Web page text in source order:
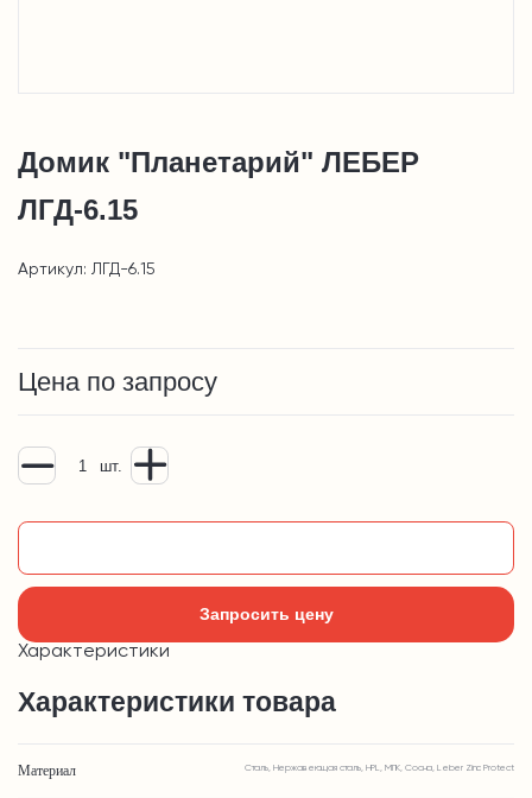
Домик "Планетарий" ЛЕБЕР
ЛГД-6.15
Артикул: ЛГД-6.15
Цена по запросу
шт.
Запросить цену
Характеристики
Характеристики товара
Материал Сталь, Нержавеющая сталь, HPL, МПК, Сосна, Leber Zinc Protect